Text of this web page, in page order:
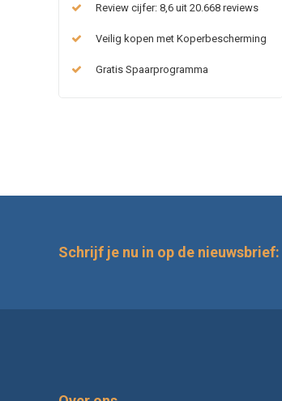
Review cijfer: 8,6 uit 20.668 reviews
Veilig kopen met Koperbescherming
Gratis Spaarprogramma
Schrijf je nu in op de nieuwsbrief: